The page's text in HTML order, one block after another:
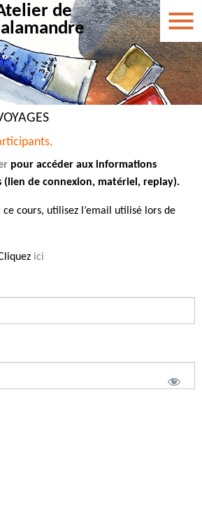
de
alamandre
pour accéder aux informations
(lien de connexion, matériel, replay).
ce cours, utilisez l’email utilisé lors de
ici